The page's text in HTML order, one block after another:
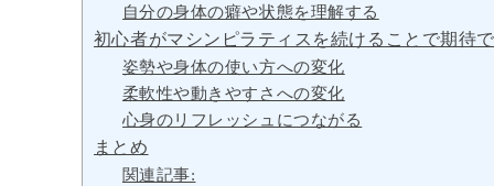
自分の身体の癖や状態を理解する
初心者がマシンピラティスを続けることで期待
姿勢や身体の使い方への変化
柔軟性や動きやすさへの変化
心身のリフレッシュにつながる
まとめ
関連記事: